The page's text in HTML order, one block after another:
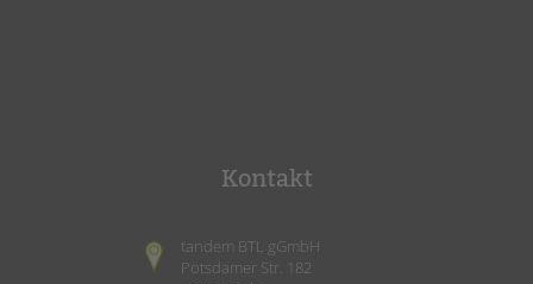
Kontakt
tandem BTL gGmbH
Potsdamer Str. 182